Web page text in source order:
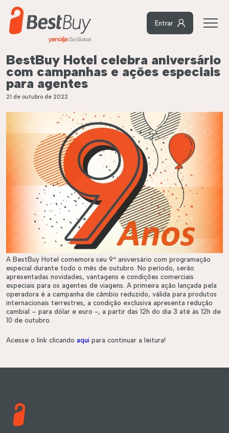
Entrar
BestBuy Hotel celebra aniversário
com campanhas e ações especiais
para agentes
21 de outubro de 2022
A BestBuy Hotel comemora seu 9º aniversário com programação
especial durante todo o mês de outubro. No período, serão
apresentadas novidades, vantagens e condições comerciais
especiais para os agentes de viagens. A primeira ação lançada pela
operadora é a campanha de câmbio reduzido, válida para produtos
internacionais terrestres, a condição exclusiva apresenta redução
cambial – para dólar e euro -, a partir das 12h do dia 3 até às 12h de
10 de outubro.
Acesse o link clicando aqui para continuar a leitura!